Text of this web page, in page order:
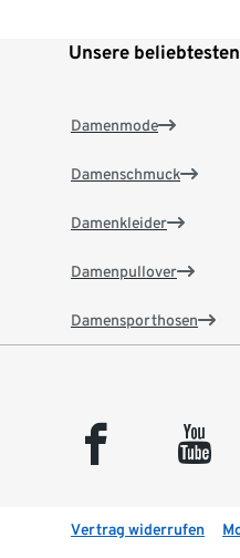
Unsere
Damenmode
Damenschmuck
Damenkleider
Damenpullover
Damensporthosen
facebook youtube
Vertrag widerrufen